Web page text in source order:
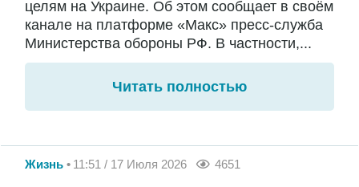
целям на Украине. Об этом сообщает в своём
канале на платформе «Макс» пресс-служба
Министерства обороны РФ. В частности,...
Читать полностью
Жизнь 11:51 / 17 Июля 2026 4651